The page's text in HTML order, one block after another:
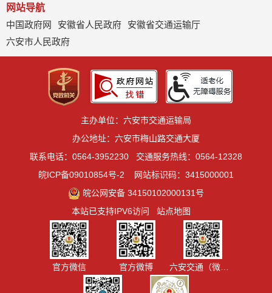
网站导航
中国政府网
安徽省人民政府
安徽省交通运输厅
六安市人民政府
主办单位：六安市交通运输局
办公地址：六安市梅山路交通大厦
联系电话：0564-3952230
交通服务热线：0564-12328
皖ICP备09010854号-2
网站标识码：3415000001
皖公网安备 34150102000131号
本站已支持IPV6访问
站点地图
官方微信 官方微博